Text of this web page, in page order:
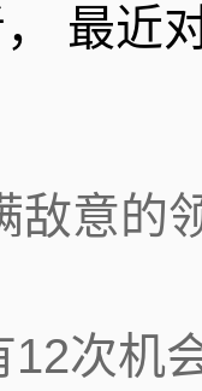
最近
敌意的
12次机